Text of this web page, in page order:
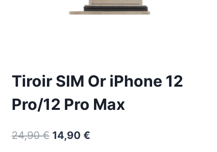
Tiroir SIM Or iPhone 12
Pro/12 Pro Max
24,90€ 14,90 €